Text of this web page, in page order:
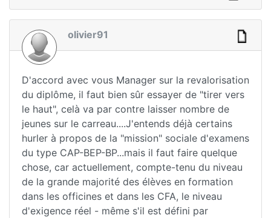
olivier91
D'accord avec vous Manager sur la revalorisation
du diplôme, il faut bien sûr essayer de "tirer vers
le haut", celà va par contre laisser nombre de
jeunes sur le carreau....J'entends déjà certains
hurler à propos de la "mission" sociale d'examens
du type CAP-BEP-BP...mais il faut faire quelque
chose, car actuellement, compte-tenu du niveau
de la grande majorité des élèves en formation
dans les officines et dans les CFA, le niveau
d'exigence réel - même s'il est défini par